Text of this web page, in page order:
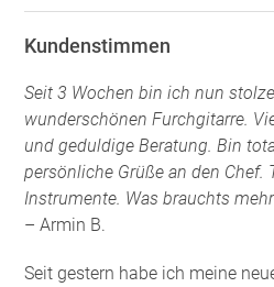
Kundenstimmen
Seit 3 Wochen bin ich nun
wunderschönen Furchgitarre.
und geduldige Beratung. Bin
persönliche Grüße an den Chef.
Instrumente. Was brauchts
– Armin B.
Seit gestern habe ich meine